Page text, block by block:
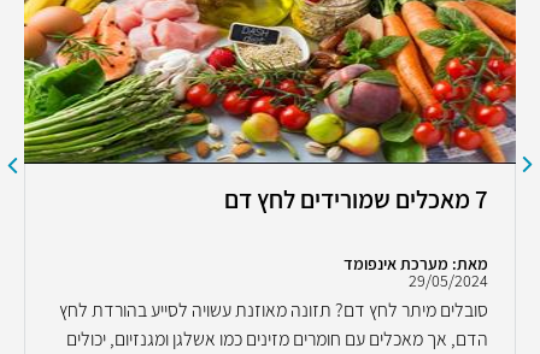
7 מאכלים שמורידים לחץ דם
מאת: מערכת אינפומד
29/05/2024
סובלים מיתר לחץ דם? תזונה מאוזנת עשויה לסייע בהורדת לחץ
הדם, אך מאכלים עם חומרים מזינים כמו אשלגן ומגנזיום, יכולים